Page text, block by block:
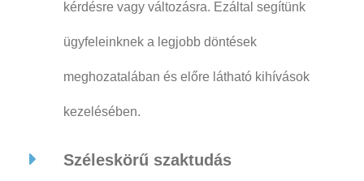
kérdésre vagy változásra. Ezáltal segítünk
ügyfeleinknek a legjobb döntések
meghozatalában és előre látható kihívások
kezelésében.
Széleskörű szaktudás